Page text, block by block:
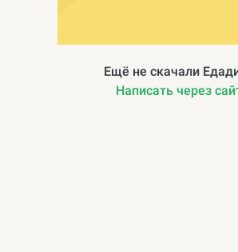
Ещё не скачали
Написать через